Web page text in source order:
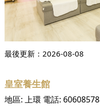
最後更新： 2026-08-08
皇室養生館
地區: 上環 電話: 60608578